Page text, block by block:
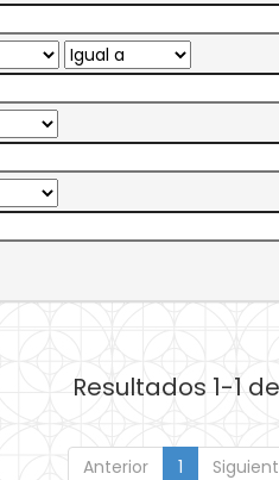
Resultados 1-1 de
Anterior 1